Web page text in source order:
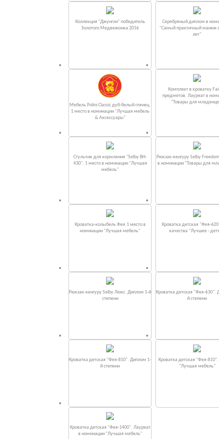
Коллекция "Джунгли" победитель
Золотого Медвежонка 2016
Серебряный диплом в
"Самый практичный манеж
лет"
Мебель Polini Classic дуб-белый глянец.
1 место в номинации "Лучшая мебель
& Аксессуары"
Комплект в кроватку
предметов. Лауреат в
“Товары для
Стульчик для кормления "Selby BH-
430". 1 место в номинации "Лучшая
мебель"
Рюкзак-кенгуру Selby
в номинации “Товары для
Кроватка-колыбель Фея.1 место в
номинации "Лучшая мебель"
Кроватка детская "Фея-
качества "Лучшее -
Рюкзак-кенгуру Selby Люкс. Диплом 1-й
степени
Кроватка детская "Фея-630".
й степени
Кроватка детская "Фея-810". Диплом 1-
й степени
Кроватка детская "Фея-
"Лучшая мебель"
Кроватка детская "Фея-1400". Лауреат
в номинации "Лучшая мебель"